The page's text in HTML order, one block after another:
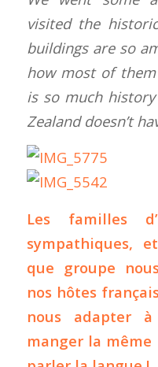
visited the
buildings are so
how most of
is so much
Zealand doesn’t
Les familles
sympathiques,
que groupe
nos hôtes
nous adapter
manger la